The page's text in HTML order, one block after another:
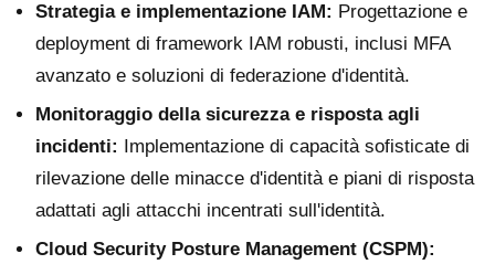
Strategia e implementazione IAM: Progettazione e
deployment di framework IAM robusti, inclusi MFA
avanzato e soluzioni di federazione d'identità.
Monitoraggio della sicurezza e risposta agli
incidenti: Implementazione di capacità sofisticate di
rilevazione delle minacce d'identità e piani di risposta
adattati agli attacchi incentrati sull'identità.
Cloud Security Posture Management (CSPM):